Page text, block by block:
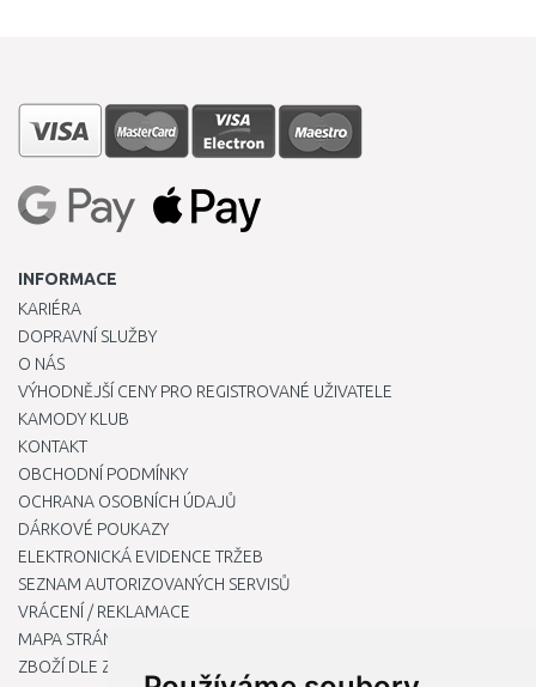
INFORMACE
KARIÉRA
DOPRAVNÍ SLUŽBY
O NÁS
VÝHODNĚJŠÍ CENY PRO REGISTROVANÉ UŽIVATELE
KAMODY KLUB
KONTAKT
OBCHODNÍ PODMÍNKY
OCHRANA OSOBNÍCH ÚDAJŮ
DÁRKOVÉ POUKAZY
ELEKTRONICKÁ EVIDENCE TRŽEB
SEZNAM AUTORIZOVANÝCH SERVISŮ
VRÁCENÍ / REKLAMACE
MAPA STRÁNKY
ZBOŽÍ DLE ZNAČEK